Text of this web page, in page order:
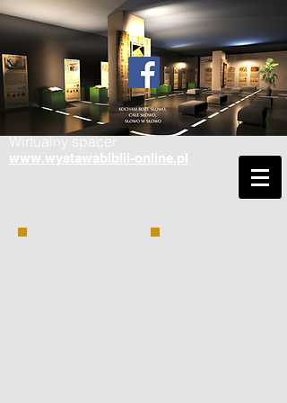
Wirtualny spacer
www.wystawabiblii-online.pl